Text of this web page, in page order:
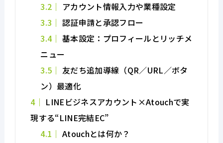
3.2
アカウント情報入力や業種設定
3.3
認証申請と承認フロー
3.4
基本設定：プロフィールとリッチメ
ニュー
3.5
友だち追加導線（QR／URL／ボタ
ン）最適化
4
LINEビジネスアカウント×Atouchで実
現する“LINE完結EC”
4.1
Atouchとは何か？